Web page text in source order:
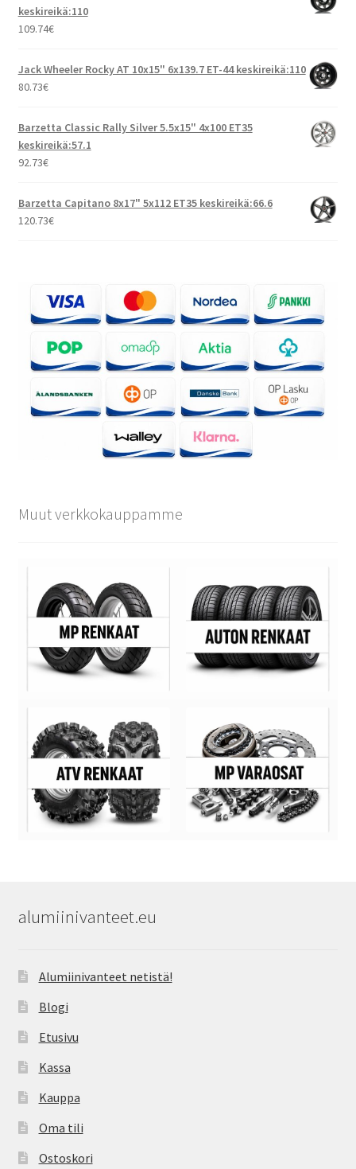
keskireikä:110
109.74€
Jack Wheeler Rocky AT 10x15" 6x139.7 ET-44 keskireikä:110
80.73€
Barzetta Classic Rally Silver 5.5x15" 4x100 ET35
keskireikä:57.1
92.73€
Barzetta Capitano 8x17" 5x112 ET35 keskireikä:66.6
120.73€
Muut verkkokauppamme
alumiinivanteet.eu
Alumiinivanteet netistä!
Blogi
Etusivu
Kassa
Kauppa
Oma tili
Ostoskori